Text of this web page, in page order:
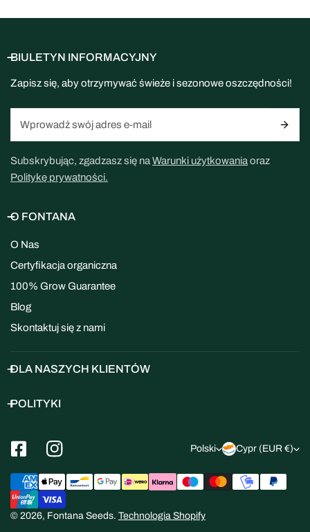
BIULETYN INFORMACYJNY
Zapisz się, aby otrzymywać świeże i sezonowe oszczędności!
Subskrybując, zgadzasz się na Warunki użytkowania oraz
Politykę prywatności.
O FONTANA
O Nas
Certyfikacja organiczna
100% Grow Guarantee
Blog
Skontaktuj się z nami
DLA NASZYCH KLIENTÓW
POLITYKI
J
ę
z
y
Polski K
r
a
Cypr (EUR €)
© 2026, Fontana Seeds. Technologia Shopify
Metody
Płatności